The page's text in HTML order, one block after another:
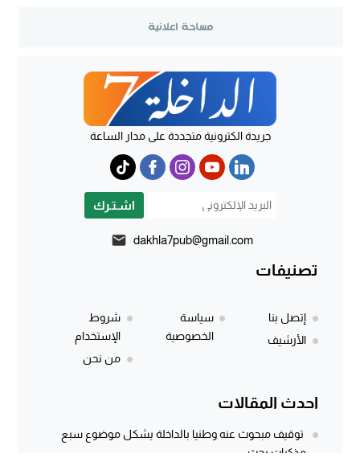
جريدة الكترونية متجددة على مدار الساعة
اشـتـرك
dakhla7pub@gmail.com
تصنيفات
إتصل بنا
الأرشيف
سياسة
الخصوصية
شروط
الإستخدام
من نحن
احدث المقالات
توقيف مبحوث عنه وطنيا بالداخلة يشكل موضوع سبع
مذكرات بحث